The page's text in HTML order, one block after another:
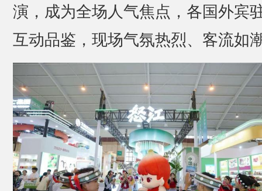
演，成为全场人气焦点，各国外宾
互动品鉴，现场气氛热烈、客流如